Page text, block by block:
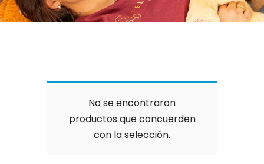
No se encontraron
productos que concuerden
con la selección.